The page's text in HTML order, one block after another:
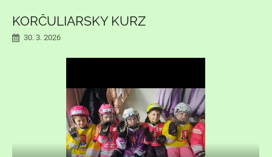
KORČULIARSKY KURZ
30. 3. 2026